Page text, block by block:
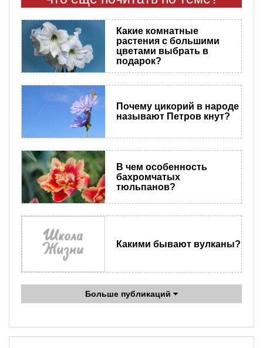
Какие комнатные
растения с большими
цветами выбрать в
подарок?
Почему цикорий в народе
называют Петров кнут?
В чем особенность
бахромчатых
тюльпанов?
Какими бывают вулканы?
Больше публикаций